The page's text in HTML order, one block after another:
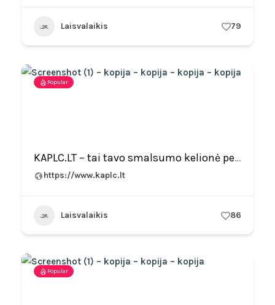
Laisvalaikis 79
Popular
KAPLC.LT – tai tavo smalsumo kelionė per žinių labirintus
https://www.kaplc.lt
Laisvalaikis 86
Popular